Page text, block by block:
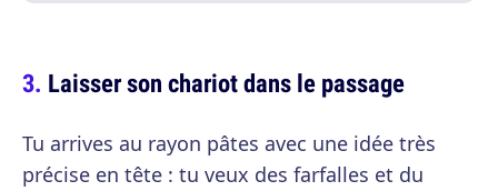
Laisser son chariot dans le passage
Tu arrives au rayon pâtes avec une idée très
précise en tête : tu veux des farfalles et du